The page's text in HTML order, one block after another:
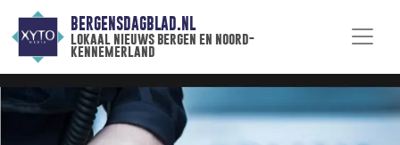
BERGENSDAGBLAD.NL
lokaal nieuws bergen en noord-
kennemerland